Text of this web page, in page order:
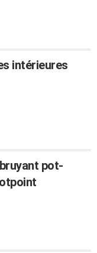
intérieures
pot-